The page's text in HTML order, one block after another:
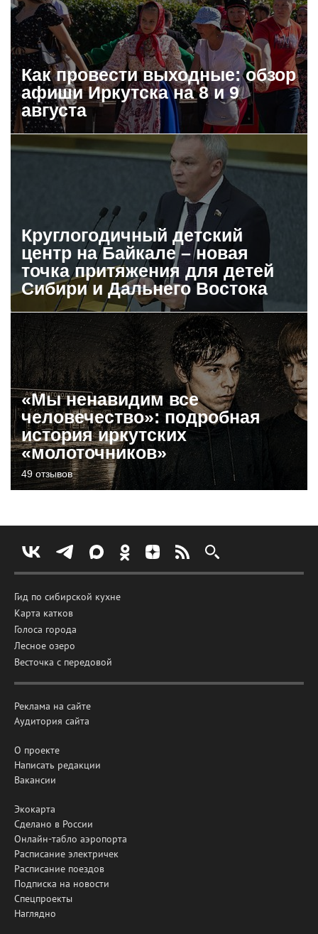
Как провести выходные: обзор
афиши Иркутска на 8 и 9
августа
Круглогодичный детский
центр на Байкале – новая
точка притяжения для детей
Сибири и Дальнего Востока
«Мы ненавидим все
человечество»: подробная
история иркутских
«молоточников»
49 отзывов
Гид по сибирской кухне
Карта катков
Голоса города
Лесное озеро
Весточка с передовой
Реклама на сайте
Аудитория сайта
О проекте
Написать редакции
Вакансии
Экокарта
Сделано в России
Онлайн-табло аэропорта
Расписание электричек
Расписание поездов
Подписка на новости
Спецпроекты
Наглядно